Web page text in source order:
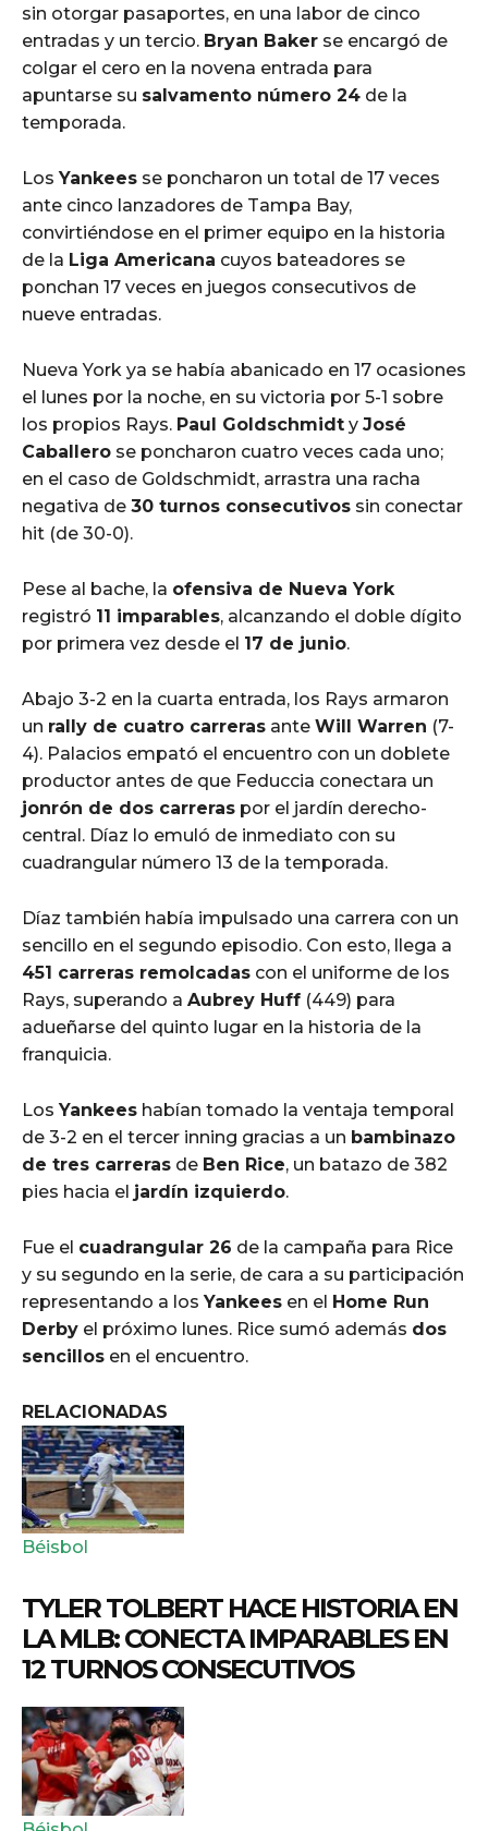
sin otorgar pasaportes, en una labor de cinco
entradas y un tercio. Bryan Baker se encargó de
colgar el cero en la novena entrada para
apuntarse su salvamento número 24 de la
temporada.
Los Yankees se poncharon un total de 17 veces
ante cinco lanzadores de Tampa Bay,
convirtiéndose en el primer equipo en la historia
de la Liga Americana cuyos bateadores se
ponchan 17 veces en juegos consecutivos de
nueve entradas.
Nueva York ya se había abanicado en 17 ocasiones
el lunes por la noche, en su victoria por 5-1 sobre
los propios Rays. Paul Goldschmidt y José
Caballero se poncharon cuatro veces cada uno;
en el caso de Goldschmidt, arrastra una racha
negativa de 30 turnos consecutivos sin conectar
hit (de 30-0).
Pese al bache, la ofensiva de Nueva York
registró 11 imparables, alcanzando el doble dígito
por primera vez desde el 17 de junio.
Abajo 3-2 en la cuarta entrada, los Rays armaron
un rally de cuatro carreras ante Will Warren (7-
4). Palacios empató el encuentro con un doblete
productor antes de que Feduccia conectara un
jonrón de dos carreras por el jardín derecho-
central. Díaz lo emuló de inmediato con su
cuadrangular número 13 de la temporada.
Díaz también había impulsado una carrera con un
sencillo en el segundo episodio. Con esto, llega a
451 carreras remolcadas con el uniforme de los
Rays, superando a Aubrey Huff (449) para
adueñarse del quinto lugar en la historia de la
franquicia.
Los Yankees habían tomado la ventaja temporal
de 3-2 en el tercer inning gracias a un bambinazo
de tres carreras de Ben Rice, un batazo de 382
pies hacia el jardín izquierdo.
Fue el cuadrangular 26 de la campaña para Rice
y su segundo en la serie, de cara a su participación
representando a los Yankees en el Home Run
Derby el próximo lunes. Rice sumó además dos
sencillos en el encuentro.
RELACIONADAS
Béisbol
TYLER TOLBERT HACE HISTORIA EN
LA MLB: CONECTA IMPARABLES EN
12 TURNOS CONSECUTIVOS